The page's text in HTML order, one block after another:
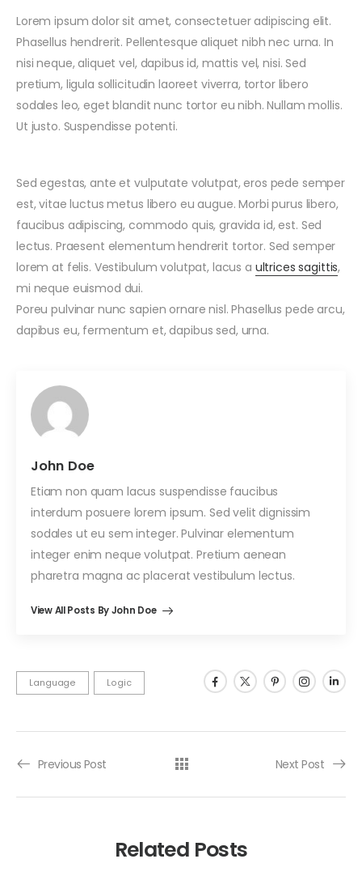
Lorem ipsum dolor sit amet, consectetuer adipiscing elit.
Phasellus hendrerit. Pellentesque aliquet nibh nec urna. In
nisi neque, aliquet vel, dapibus id, mattis vel, nisi. Sed
pretium, ligula sollicitudin laoreet viverra, tortor libero
sodales leo, eget blandit nunc tortor eu nibh. Nullam mollis.
Ut justo. Suspendisse potenti.
Sed egestas, ante et vulputate volutpat, eros pede semper
est, vitae luctus metus libero eu augue. Morbi purus libero,
faucibus adipiscing, commodo quis, gravida id, est. Sed
lectus. Praesent elementum hendrerit tortor. Sed semper
lorem at felis. Vestibulum volutpat, lacus a ultrices sagittis,
mi neque euismod dui.
Poreu pulvinar nunc sapien ornare nisl. Phasellus pede arcu,
dapibus eu, fermentum et, dapibus sed, urna.
John Doe
Etiam non quam lacus suspendisse faucibus
interdum posuere lorem ipsum. Sed velit dignissim
sodales ut eu sem integer. Pulvinar elementum
integer enim neque volutpat. Pretium aenean
pharetra magna ac placerat vestibulum lectus.
View All Posts By John Doe
Language Logic
Previous Post Next Post
Related Posts